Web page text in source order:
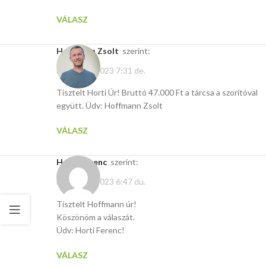
VÁLASZ
Hoffmann Zsolt szerint:
március 6, 2023 7:31 de.
Tisztelt Horti Úr! Bruttó 47.000 Ft a tárcsa a szorítóval
együtt. Üdv: Hoffmann Zsolt
VÁLASZ
Horti Ferenc szerint:
március 6, 2023 6:47 du.
Tisztelt Hoffmann úr!
Köszönöm a válaszát.
Üdv: Horti Ferenc!
VÁLASZ